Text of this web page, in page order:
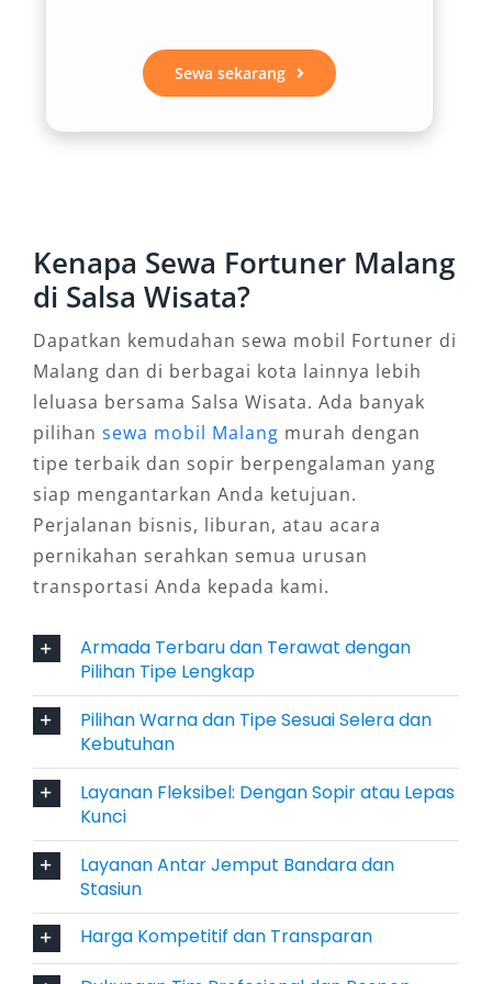
canggih seperti AC double blower, layar
sentuh, hingga sistem keselamatan aktif
membuat rental mobil Fortuner Malang
3. Tersedia Opsi GR dan VRZ, Sesuai
Kebutuhan dan Gaya
Konsumen dapat memilih varian Fortuner GR
yang sporty atau Fortuner VRZ yang lebih
elegan, disesuaikan dengan gaya dan
kebutuhan perjalanan. Hal ini menjadikan
rental Fortuner Malang sangat fleksibel, baik
untuk keperluan pribadi, perjalanan dinas,
hingga penjemputan tamu VIP.
4. Layanan Antar Jemput Bandara
Banyak penyedia layanan sewa Fortuner
Malang menawarkan fasilitas antar jemput ke
Bandara Abdul Rachman Saleh, Juanda
Surabaya, maupun Stasiun Kota Baru dan
Stasiun Malang. Hal ini sangat membantu bagi
pengguna luar kota yang ingin mobil siap
digunakan segera setelah tiba di Malang, tanpa
harus menunggu transportasi umum atau
mencari taksi.
Sewa sekarang
Kenapa Sewa Fortuner Malang
di Salsa Wisata?
Dapatkan kemudahan sewa mobil Fortuner di
Malang dan di berbagai kota lainnya lebih
leluasa bersama Salsa Wisata. Ada banyak
pilihan sewa mobil Malang murah dengan
tipe terbaik dan sopir berpengalaman yang
siap mengantarkan Anda ketujuan.
Perjalanan bisnis, liburan, atau acara
pernikahan serahkan semua urusan
transportasi Anda kepada kami.
Armada Terbaru dan Terawat dengan
Pilihan Tipe Lengkap
Pilihan Warna dan Tipe Sesuai Selera dan
Kebutuhan
Layanan Fleksibel: Dengan Sopir atau Lepas
Kunci
Layanan Antar Jemput Bandara dan
Stasiun
Harga Kompetitif dan Transparan